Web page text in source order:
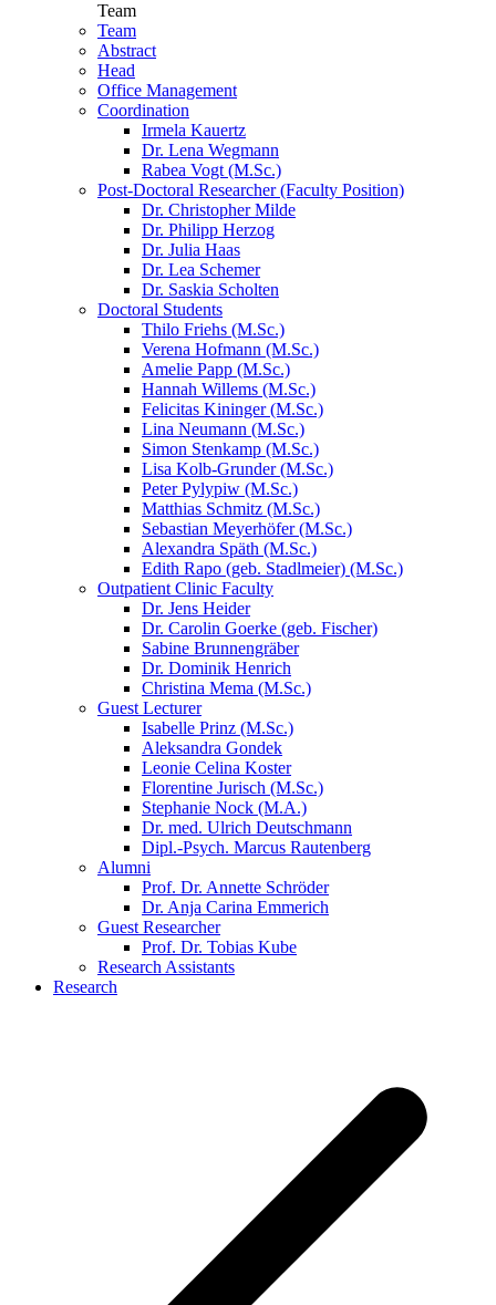
Team
Team
Abstract
Head
Office Management
Coordination
Irmela Kauertz
Dr. Lena Wegmann
Rabea Vogt (M.Sc.)
Post-Doctoral Researcher (Faculty Position)
Dr. Christopher Milde
Dr. Philipp Herzog
Dr. Julia Haas
Dr. Lea Schemer
Dr. Saskia Scholten
Doctoral Students
Thilo Friehs (M.Sc.)
Verena Hofmann (M.Sc.)
Amelie Papp (M.Sc.)
Hannah Willems (M.Sc.)
Felicitas Kininger (M.Sc.)
Lina Neumann (M.Sc.)
Simon Stenkamp (M.Sc.)
Lisa Kolb-Grunder (M.Sc.)
Peter Pylypiw (M.Sc.)
Matthias Schmitz (M.Sc.)
Sebastian Meyerhöfer (M.Sc.)
Alexandra Späth (M.Sc.)
Edith Rapo (geb. Stadlmeier) (M.Sc.)
Outpatient Clinic Faculty
Dr. Jens Heider
Dr. Carolin Goerke (geb. Fischer)
Sabine Brunnengräber
Dr. Dominik Henrich
Christina Mema (M.Sc.)
Guest Lecturer
Isabelle Prinz (M.Sc.)
Aleksandra Gondek
Leonie Celina Koster
Florentine Jurisch (M.Sc.)
Stephanie Nock (M.A.)
Dr. med. Ulrich Deutschmann
Dipl.-Psych. Marcus Rautenberg
Alumni
Prof. Dr. Annette Schröder
Dr. Anja Carina Emmerich
Guest Researcher
Prof. Dr. Tobias Kube
Research Assistants
Research